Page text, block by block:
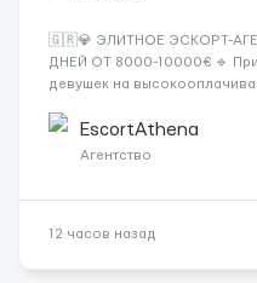
🇬🇷💎 ЭЛИТНОЕ ЭСКОРТ-
ДНЕЙ ОТ 8000-10000€ 🔹
девушек на
хорошие деньги 💶 — это
Требования: ✔️ Возраст от ...
EscortAthena
Агентство
12 часов назад